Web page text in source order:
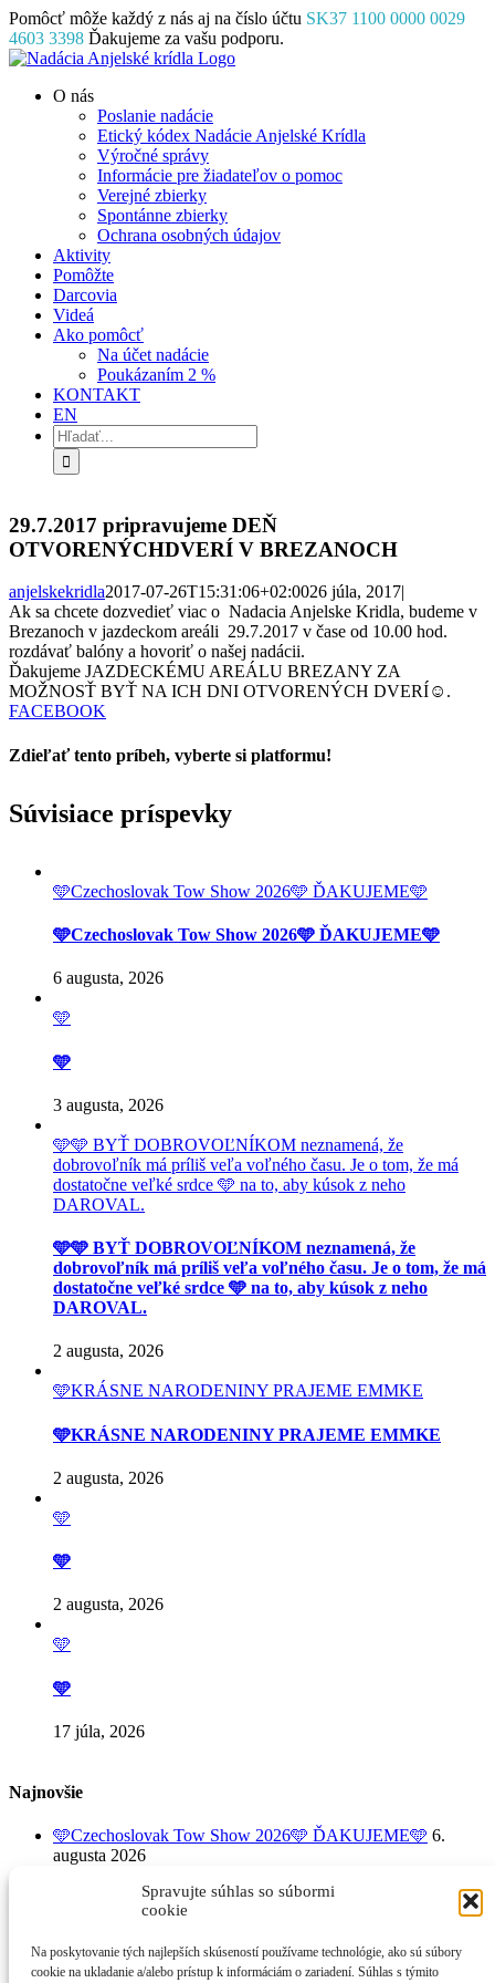
Spravujte súhlas so súbormi
cookie
Na poskytovanie tých najlepších skúseností používame technológie, ako sú súbory
cookie na ukladanie a/alebo prístup k informáciám o zariadení. Súhlas s týmito
Skip
to
content
Pomôcť môže každý z nás aj na číslo účtu SK37 1100 0000 0029
4603 3398 Ďakujeme za vašu podporu.
Facebook
Instagram
YouTube
O nás
Poslanie nadácie
Etický kódex Nadácie Anjelské Krídla
Výročné správy
Informácie pre žiadateľov o pomoc
Verejné zbierky
Spontánne zbierky
Ochrana osobných údajov
Aktivity
Pomôžte
Darcovia
Videá
Ako pomôcť
Na účet nadácie
Poukázaním 2 %
KONTAKT
EN
Hľadať:
29.7.2017 pripravujeme DEŇ
OTVORENÝCHDVERÍ V BREZANOCH
anjelskekridla2017-07-26T15:31:06+02:0026 júla, 2017|
Ak sa chcete dozvedieť viac o Nadacia Anjelske Kridla, budeme v
Brezanoch v jazdeckom areáli 29.7.2017 v čase od 10.00 hod.
rozdávať balóny a hovoriť o našej nadácii.
Ďakujeme JAZDECKÉMU AREÁLU BREZANY ZA
MOŽNOSŤ BYŤ NA ICH DNI OTVORENÝCH DVERÍ☺.
FACEBOOK
Zdieľať tento príbeh, vyberte si platformu!
Súvisiace príspevky
🩵Czechoslovak Tow Show 2026🩵 ĎAKUJEME🩵
🩵Czechoslovak Tow Show 2026🩵 ĎAKUJEME🩵
6 augusta, 2026
🩵
🩵
3 augusta, 2026
🩵🩵 BYŤ DOBROVOĽNÍKOM neznamená, že
dobrovoľník má príliš veľa voľného času. Je o tom, že má
dostatočne veľké srdce 🩵 na to, aby kúsok z neho
DAROVAL.
🩵🩵 BYŤ DOBROVOĽNÍKOM neznamená, že
dobrovoľník má príliš veľa voľného času. Je o tom, že má
dostatočne veľké srdce 🩵 na to, aby kúsok z neho
DAROVAL.
2 augusta, 2026
🩵KRÁSNE NARODENINY PRAJEME EMMKE
🩵KRÁSNE NARODENINY PRAJEME EMMKE
2 augusta, 2026
🩵
🩵
2 augusta, 2026
🩵
🩵
17 júla, 2026
Najnovšie
🩵Czechoslovak Tow Show 2026🩵 ĎAKUJEME🩵 6.
augusta 2026
🩵🩵 BYŤ DOBROVOĽNÍKOM neznamená, že
dobrovoľník má príliš veľa voľného času. Je o tom, že má
DAROVAL. 2. augusta 2026